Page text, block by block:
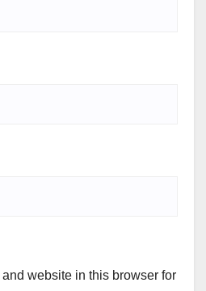
website in this browser for